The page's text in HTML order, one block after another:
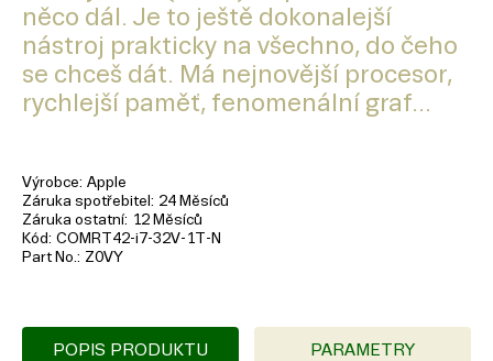
něco dál. Je to ještě dokonalejší
nástroj prakticky na všechno, do čeho
se chceš dát. Má nejnovější procesor,
rychlejší paměť, fenomenální graf...
Výrobce Apple
Záruka spotřebitel
24 Měsíců
Záruka ostatní 12 Měsíců
Kód COMRT42-i7-32V-1T-N
Part No. Z0VY
POPIS PRODUKTU PARAMETRY